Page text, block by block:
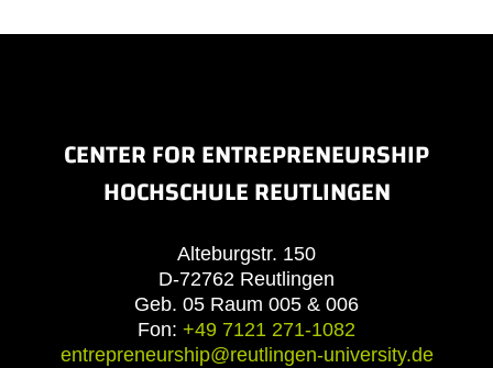
CENTER FOR ENTREPRENEURSHIP
HOCHSCHULE REUTLINGEN
Alteburgstr. 150
D-72762 Reutlingen
Geb. 05 Raum 005 & 006
Fon: +49 7121 271-1082
entrepreneurship@reutlingen-university.de